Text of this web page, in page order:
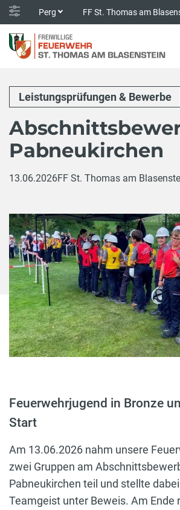
Perg FF St. Thomas am
Leistungsprüfungen & Bewerbe
Pabneukirchen
13.06.2026FF St. Thomas am
Feuerwehrjugend in Bronze
Start
Am 13.06.2026 nahm unsere
zwei Gruppen am
Pabneukirchen teil und stellte
Teamgeist unter Beweis. Am Ende